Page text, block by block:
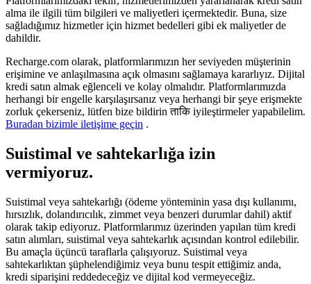
alma ile ilgili tüm bilgileri ve maliyetleri içermektedir. Buna, size
sağladığımız hizmetler için hizmet bedelleri gibi ek maliyetler de
dahildir.
Recharge.com olarak, platformlarımızın her seviyeden müşterinin
erişimine ve anlaşılmasına açık olmasını sağlamaya kararlıyız. Dijital
kredi satın almak eğlenceli ve kolay olmalıdır. Platformlarımızda
herhangi bir engelle karşılaşırsanız veya herhangi bir şeye erişmekte
zorluk çekerseniz, lütfen bize bildirin ताकि iyileştirmeler yapabilelim.
Buradan bizimle iletişime geçin .
Suistimal ve sahtekarlığa izin
vermiyoruz.
Suistimal veya sahtekarlığı (ödeme yönteminin yasa dışı kullanımı,
hırsızlık, dolandırıcılık, zimmet veya benzeri durumlar dahil) aktif
olarak takip ediyoruz. Platformlarımız üzerinden yapılan tüm kredi
satın alımları, suistimal veya sahtekarlık açısından kontrol edilebilir.
Bu amaçla üçüncü taraflarla çalışıyoruz. Suistimal veya
sahtekarlıktan şüphelendiğimiz veya bunu tespit ettiğimiz anda,
kredi siparişini reddedeceğiz ve dijital kod vermeyeceğiz.